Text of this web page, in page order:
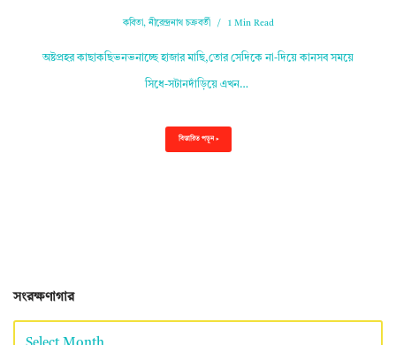
কবিতা,নীরেন্দ্রনাথ চক্রবর্তী 1 Min Read
অষ্টপ্রহর কাছাকছিভনভনাচ্ছে হাজার মাছি,তোর সেদিকে না-দিয়ে কানসব সময়ে
সিধে-সটানদাঁড়িয়ে এখন…
বিস্তারিত পড়ুন »
সংরক্ষণাগার